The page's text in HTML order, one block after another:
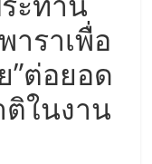
าราเพื่อ
”ต่อยอด
ติในงาน